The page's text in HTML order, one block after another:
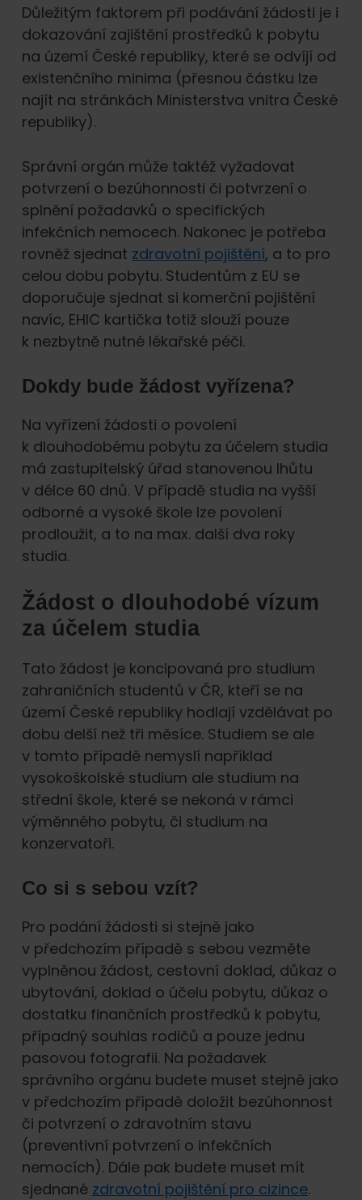
Důležitým faktorem při podávání žádosti je i
dokazování zajištění prostředků k pobytu
na území České republiky, které se odvíjí od
existenčního minima (přesnou částku lze
najít na stránkách Ministerstva vnitra České
republiky).
Správní orgán může taktéž vyžadovat
potvrzení o bezúhonnosti či potvrzení o
splnění požadavků o specifických
infekčních nemocech. Nakonec je potřeba
rovněž sjednat zdravotní pojištění, a to pro
celou dobu pobytu. Studentům z EU se
doporučuje sjednat si komerční pojištění
navíc, EHIC kartička totiž slouží pouze
k nezbytně nutné lékařské péči.
Dokdy bude žádost vyřízena?
Na vyřízení žádosti o povolení
k dlouhodobému pobytu za účelem studia
má zastupitelský úřad stanovenou lhůtu
v délce 60 dnů. V případě studia na vyšší
odborné a vysoké škole lze povolení
prodloužit, a to na max. další dva roky
studia.
Žádost o dlouhodobé vízum
za účelem studia
Tato žádost je koncipovaná pro studium
zahraničních studentů v ČR, kteří se na
území České republiky hodlají vzdělávat po
dobu delší než tři měsíce. Studiem se ale
v tomto případě nemyslí například
vysokoškolské studium ale studium na
střední škole, které se nekoná v rámci
výměnného pobytu, či studium na
konzervatoři.
Co si s sebou vzít?
Pro podání žádosti si stejně jako
v předchozím případě s sebou vezměte
vyplněnou žádost, cestovní doklad, důkaz o
ubytování, doklad o účelu pobytu, důkaz o
dostatku finančních prostředků k pobytu,
případný souhlas rodičů a pouze jednu
pasovou fotografii. Na požadavek
správního orgánu budete muset stejně jako
v předchozím případě doložit bezúhonnost
či potvrzení o zdravotním stavu
(preventivní potvrzení o infekčních
nemocích). Dále pak budete muset mít
sjednané zdravotní pojištění pro cizince.